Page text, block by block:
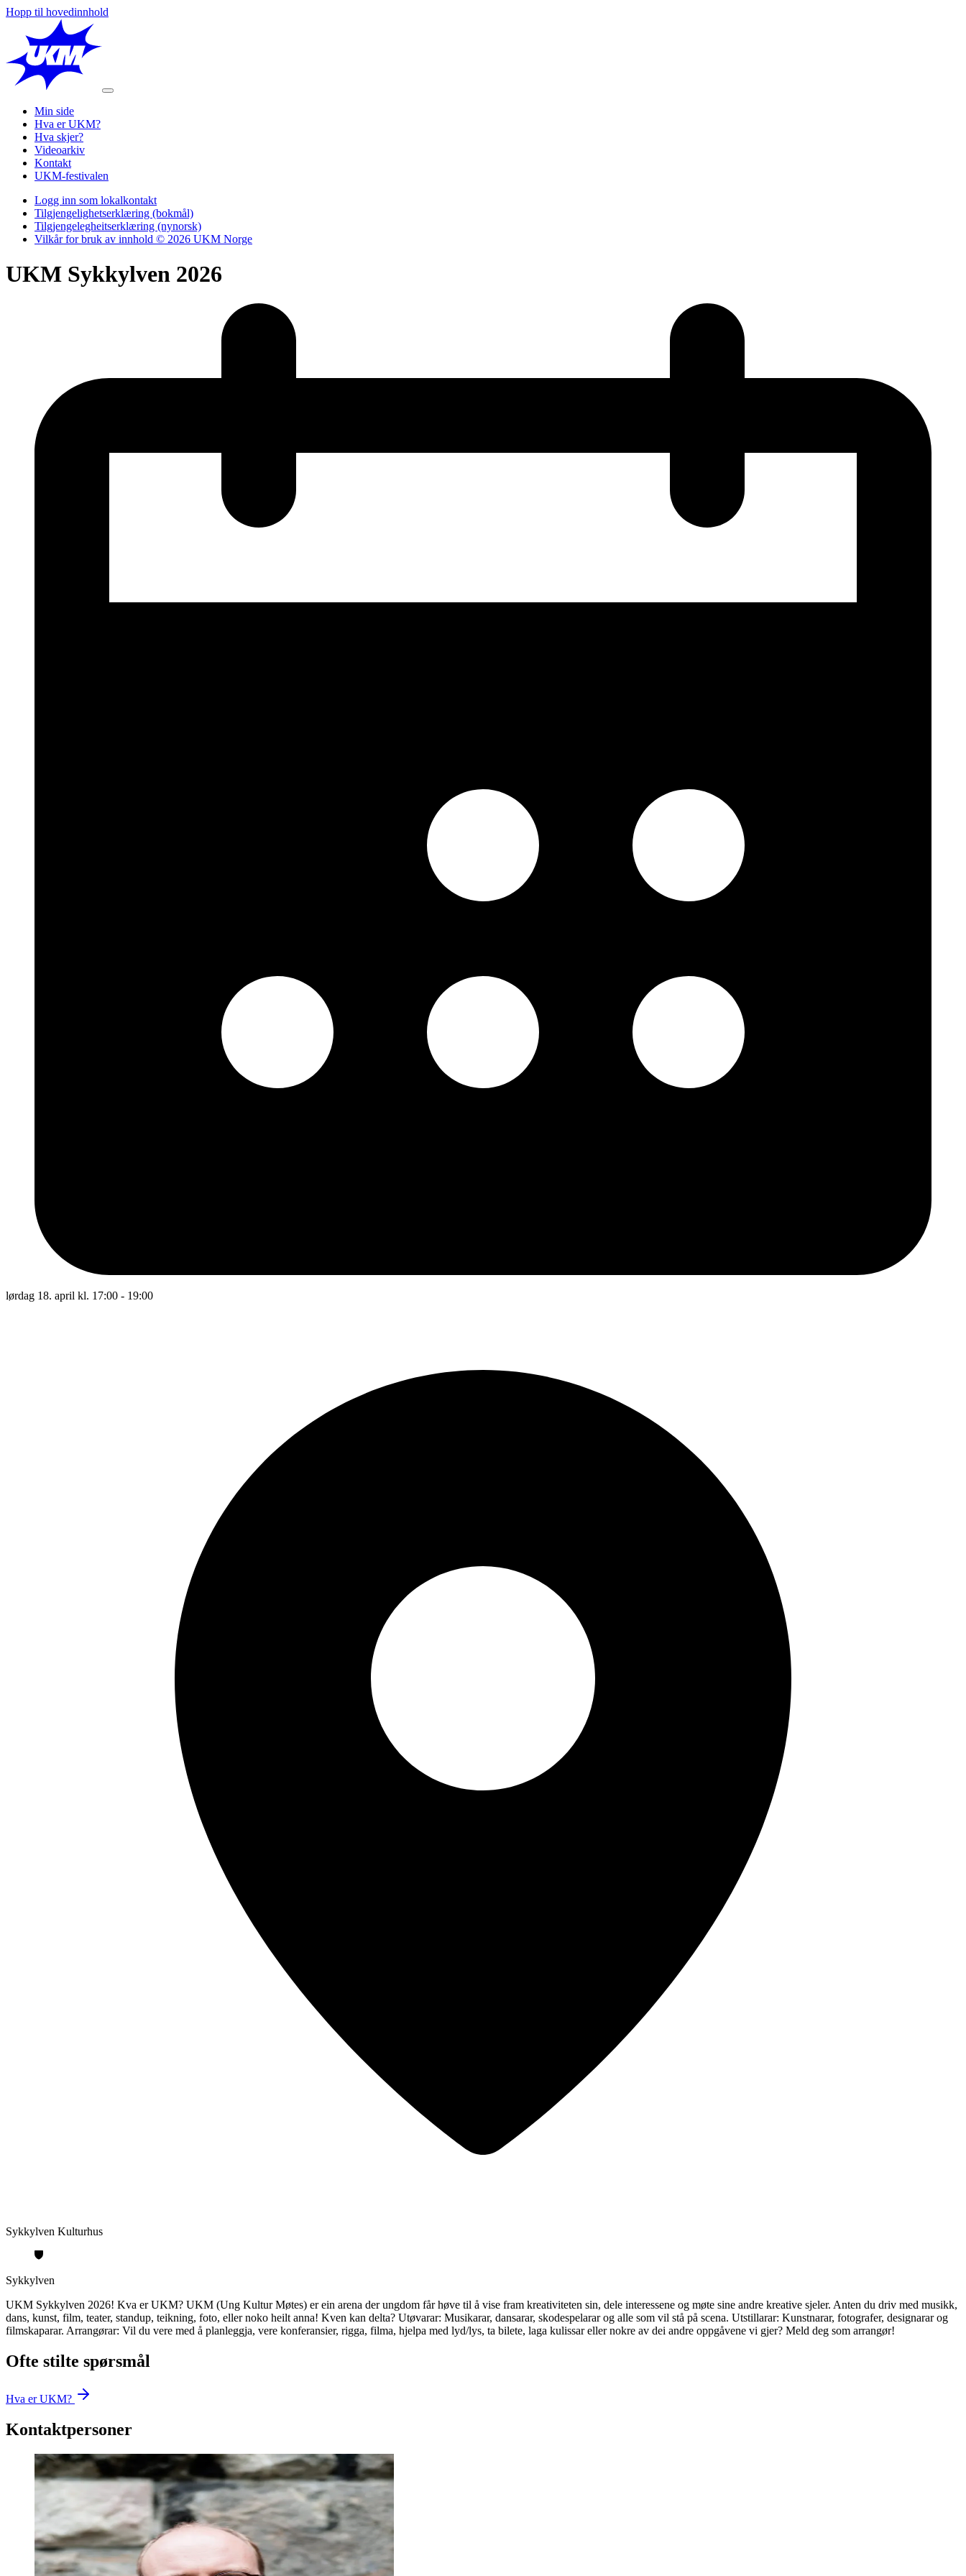
Hopp til hovedinnhold
Min side
Hva er UKM?
Hva skjer?
Videoarkiv
Kontakt
UKM-festivalen
Logg inn som lokalkontakt
Tilgjengelighetserklæring (bokmål)
Tilgjengelegheitserklæring (nynorsk)
Vilkår for bruk av innhold © 2026 UKM Norge
UKM Sykkylven 2026
lørdag 18. april kl. 17:00 - 19:00
Sykkylven Kulturhus
Sykkylven
UKM Sykkylven 2026! Kva er UKM? UKM (Ung Kultur Møtes) er ein arena der ungdom får høve til å vise fram kreativiteten sin, dele interessene og møte sine andre kreative sjeler. Anten du driv med musikk,
dans, kunst, film, teater, standup, teikning, foto, eller noko heilt anna! Kven kan delta? Utøvarar: Musikarar, dansarar, skodespelarar og alle som vil stå på scena. Utstillarar: Kunstnarar, fotografer, designarar og
filmskaparar. Arrangørar: Vil du vere med å planleggja, vere konferansier, rigga, filma, hjelpa med lyd/lys, ta bilete, laga kulissar eller nokre av dei andre oppgåvene vi gjer? Meld deg som arrangør!
Ofte stilte spørsmål
Hva er UKM?
Kontaktpersoner